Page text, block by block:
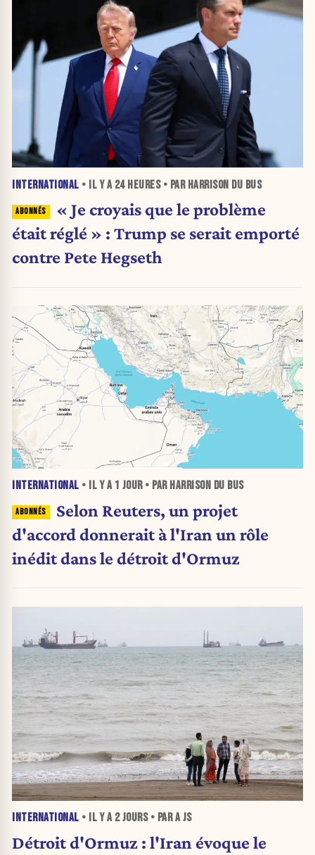
INTERNATIONAL • IL Y A 24 HEURES• PAR HARRISON DU BUS
« Je croyais que le problème
était réglé » : Trump se serait emporté
contre Pete Hegseth
INTERNATIONAL • IL Y A 1 JOUR• PAR HARRISON DU BUS
Selon Reuters, un projet
d'accord donnerait à l'Iran un rôle
inédit dans le détroit d'Ormuz
INTERNATIONAL • IL Y A 2 JOURS• PAR A JS
Détroit d'Ormuz : l'Iran évoque le